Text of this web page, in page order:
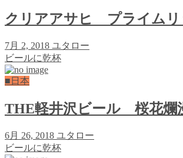
クリアアサヒ プライムリ
7月 2, 2018 ユタロー
ビールに乾杯
■日本
THE軽井沢ビール 桜花爛
6月 26, 2018 ユタロー
ビールに乾杯